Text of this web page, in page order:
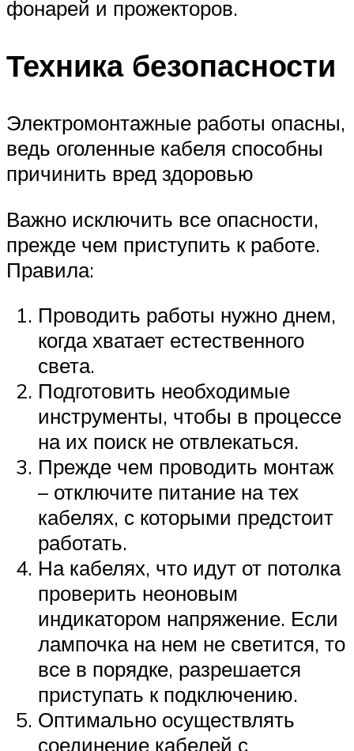
фонарей и прожекторов.
Техника безопасности
Электромонтажные работы опасны,
ведь оголенные кабеля способны
причинить вред здоровью
Важно исключить все опасности,
прежде чем приступить к работе.
Правила:
Проводить работы нужно днем,
когда хватает естественного
света.
Подготовить необходимые
инструменты, чтобы в процессе
на их поиск не отвлекаться.
Прежде чем проводить монтаж
– отключите питание на тех
кабелях, с которыми предстоит
работать.
На кабелях, что идут от потолка
проверить неоновым
индикатором напряжение. Если
лампочка на нем не светится, то
все в порядке, разрешается
приступать к подключению.
Оптимально осуществлять
соединение кабелей с